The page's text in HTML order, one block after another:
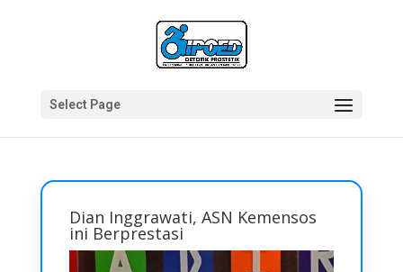
Select Page
Dian Inggrawati, ASN Kemensos
ini Berprestasi